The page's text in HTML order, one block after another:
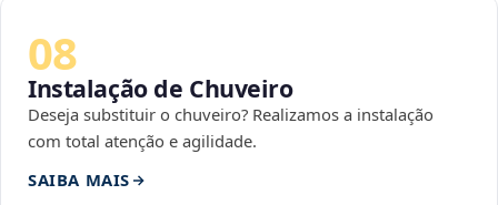
08
Instalação de Chuveiro
Deseja substituir o chuveiro? Realizamos a instalação
com total atenção e agilidade.
SAIBA MAIS